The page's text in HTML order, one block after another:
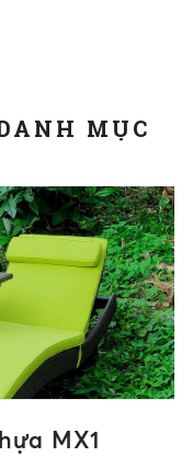
MỤC
MX1